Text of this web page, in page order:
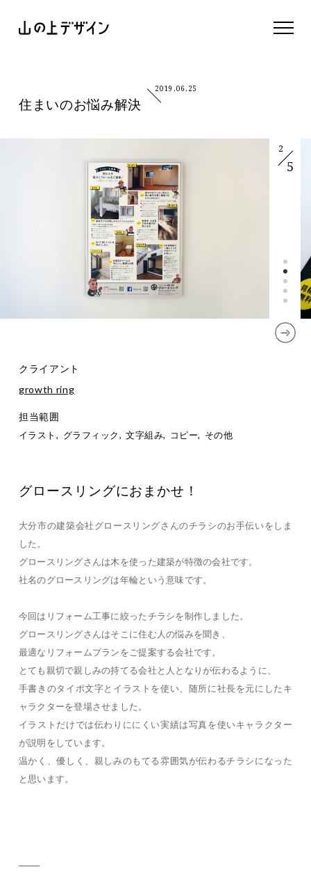
2019.06.25
住まいのお悩み解決
2
5
クライアント
growth ring
担当範囲
イラスト
グラフィック 文字組み コピー その他
グロースリングにおまかせ！
大分市の建築会社グロースリングさんのチラシのお手伝いをしま
した。
グロースリングさんは木を使った建築が特徴の会社です。
社名のグロースリングは年輪という意味です。
今回はリフォーム工事に絞ったチラシを制作しました。
グロースリングさんはそこに住む人の悩みを聞き、
最適なリフォームプランをご提案する会社です。
とても親切で親しみの持てる会社と人となりが伝わるように、
手書きのタイポ文字とイラストを使い、随所に社長を元にしたキ
ャラクターを登場させました。
イラストだけでは伝わりににくい実績は写真を使いキャラクター
が説明をしています。
温かく、優しく、親しみのもてる雰囲気が伝わるチラシになった
と思います。